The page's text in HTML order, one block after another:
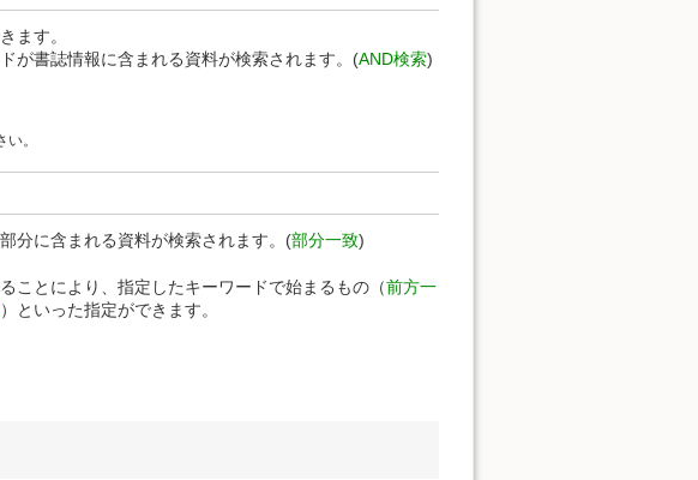
ます。
が書誌情報に含まれる資料が検索されます。(AND検索)
。
分に含まれる資料が検索されます。(部分一致)
ことにより、指定したキーワードで始まるもの（前方一
）といった指定ができます。